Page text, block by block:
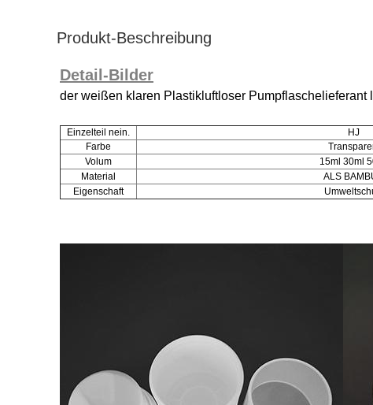
Produkt-Beschreibung
Detail-Bilder
der weißen klaren Plastikluftloser Pumpflaschelieferant
Einzelteil nein.
HJ
Farbe
Volum
15ml 30ml
Material
ALS
Eigenschaft